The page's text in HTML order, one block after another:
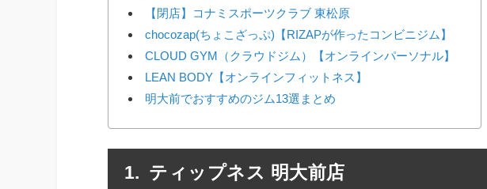
【閉店】コナミスポーツクラブ 東松原
chocozap(ちょこざっぷ)【RIZAPが作ったコンビニジム】
CLOUD GYM（クラウドジム）【オンラインパーソナル】
LEAN BODY【オンラインフィットネス】
明大前でおすすめのジム13選まとめ
ティップネス 明大前店